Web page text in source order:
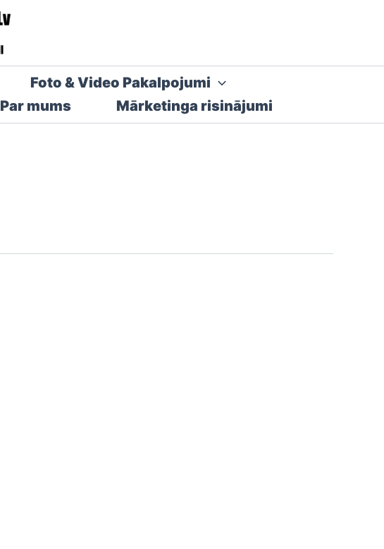
Foto & Video Pakalpojumi
Par mums Mārketinga risinājumi